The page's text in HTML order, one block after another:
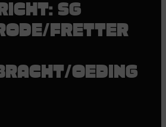
SG
FRETTER
OEDING